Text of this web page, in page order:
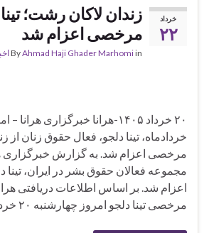
خرداد
۲۲
زندان لاکان رشت؛
مرخصی اعزام شد
ByAhmad Haji Ghader Marhomiin
خردادماه، تینا دلجو، فعال حقوق زنان از
مرخصی اعزام شد. به گزارش خبرگزاری
مجموعه فعالان حقوق بشر در ایران،
اعزام شد. بر اساس اطلاعات دریافتی
مرخصی تینا دلجو امروز چهارشنبه ۲۰ خردادماه …